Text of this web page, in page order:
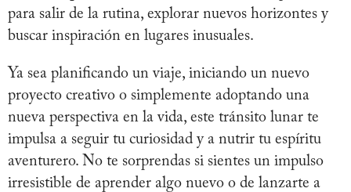
para salir de la rutina, explorar nuevos horizontes y
buscar inspiración en lugares inusuales.
Ya sea planificando un viaje, iniciando un nuevo
proyecto creativo o simplemente adoptando una
nueva perspectiva en la vida, este tránsito lunar te
impulsa a seguir tu curiosidad y a nutrir tu espíritu
aventurero. No te sorprendas si sientes un impulso
irresistible de aprender algo nuevo o de lanzarte a